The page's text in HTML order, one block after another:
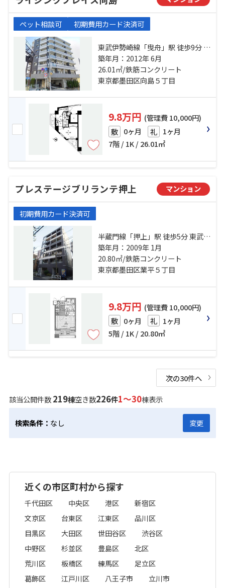
ペット相談可 初期費用カード決済可
東武伊勢崎線「曳舟」駅 徒歩9分 京
成押上線「京成曳舟」駅 徒歩13分
半蔵門線「押上」駅 徒歩20分
築年月：2012年 6月
26.01㎡/鉄筋コンクリート
東京都墨田区向島５丁目
9.8万円 (管理費 10,000円)
敷 0ヶ月 礼 1ヶ月
7階 / 1K / 26.01㎡
プレステージブリランテ押上 マンション
初期費用カード決済可
半蔵門線「押上」駅 徒歩5分 東武伊
勢崎線「東京スカイツリー」駅 徒
歩5分 総武線「錦糸町」駅 徒歩17
分
築年月：2009年 1月
20.80㎡/鉄筋コンクリート
東京都墨田区業平５丁目
9.8万円 (管理費 10,000円)
敷 0ヶ月 礼 1ヶ月
5階 / 1K / 20.80㎡
次の30件へ
該当公開件数219棟空き数226件1～30棟表示
検索条件： なし 変更
近くの市区町村から探す
千代田区 中央区 港区
新宿区
文京区
台東区 江東区
品川区
目黒区
大田区 世田谷区
渋谷区
中野区
杉並区 豊島区
北区
荒川区
板橋区 練馬区
足立区
葛飾区
江戸川区 八王子市
立川市